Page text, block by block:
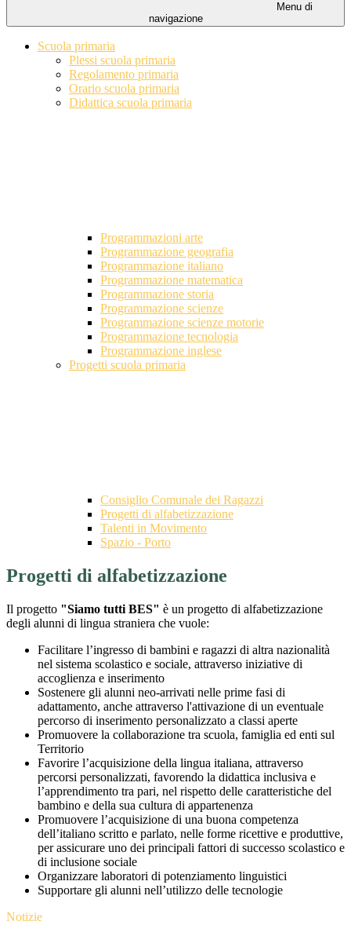
Menu di
navigazione
Scuola primaria
Plessi scuola primaria
Regolamento primaria
Orario scuola primaria
Didattica scuola primaria
Programmazioni arte
Programmazione geografia
Programmazione italiano
Programmazione matematica
Programmazione storia
Programmazione scienze
Programmazione scienze motorie
Programmazione tecnologia
Programmazione inglese
Progetti scuola primaria
Consiglio Comunale dei Ragazzi
Progetti di alfabetizzazione
Talenti in Movimento
Spazio - Porto
Progetti di alfabetizzazione
Il progetto "Siamo tutti BES" è un progetto di alfabetizzazione
degli alunni di lingua straniera che vuole:
Facilitare l’ingresso di bambini e ragazzi di altra nazionalità
nel sistema scolastico e sociale, attraverso iniziative di
accoglienza e inserimento
Sostenere gli alunni neo-arrivati nelle prime fasi di
adattamento, anche attraverso l'attivazione di un eventuale
percorso di inserimento personalizzato a classi aperte
Promuovere la collaborazione tra scuola, famiglia ed enti sul
Territorio
Favorire l’acquisizione della lingua italiana, attraverso
percorsi personalizzati, favorendo la didattica inclusiva e
l’apprendimento tra pari, nel rispetto delle caratteristiche del
bambino e della sua cultura di appartenenza
Promuovere l’acquisizione di una buona competenza
dell’italiano scritto e parlato, nelle forme ricettive e produttive,
per assicurare uno dei principali fattori di successo scolastico e
di inclusione sociale
Organizzare laboratori di potenziamento linguistici
Supportare gli alunni nell’utilizzo delle tecnologie
Notizie